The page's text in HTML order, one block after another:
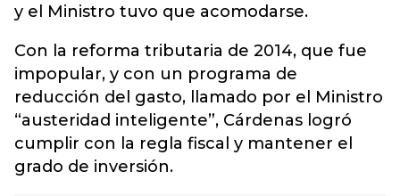
y el Ministro tuvo que acomodarse.
Con la reforma tributaria de 2014, que fue
impopular, y con un programa de
reducción del gasto, llamado por el Ministro
“austeridad inteligente”, Cárdenas logró
cumplir con la regla fiscal y mantener el
grado de inversión.